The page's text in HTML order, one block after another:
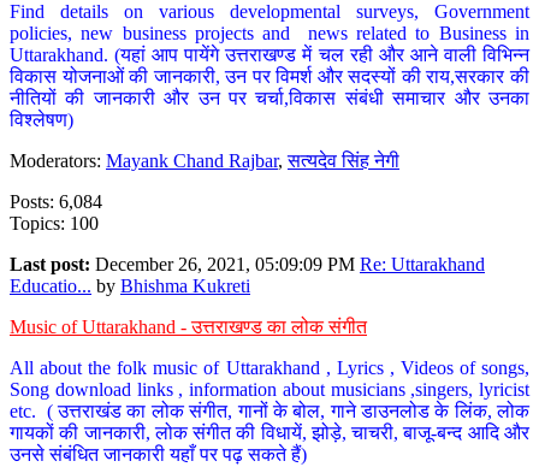
Find details on various developmental surveys, Government
policies, new business projects and news related to Business in
Uttarakhand. (यहां आप पायेंगे उत्तराखण्ड में चल रही और आने वाली विभिन्न
विकास योजनाओं की जानकारी, उन पर विमर्श और सदस्यों की राय,सरकार की
नीतियों की जानकारी और उन पर चर्चा,विकास संबंधी समाचार और उनका
विश्लेषण)
Moderators: Mayank Chand Rajbar,सत्यदेव सिंह नेगी
Posts: 6,084
Topics: 100
Last post: December 26, 2021, 05:09:09 PM Re: Uttarakhand
Educatio... by Bhishma Kukreti
Music of Uttarakhand - उत्तराखण्ड का लोक संगीत
All about the folk music of Uttarakhand , Lyrics , Videos of songs,
Song download links , information about musicians ,singers, lyricist
etc. ( उत्तराखंड का लोक संगीत, गानों के बोल, गाने डाउनलोड के लिंक, लोक
गायकों की जानकारी, लोक संगीत की विधायें, झोड़े, चाचरी, बाजू-बन्द आदि और
उनसे संबंधित जानकारी यहाँ पर पढ़ सकते हैं)